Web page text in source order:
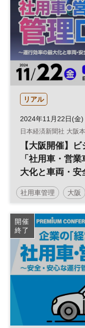
ビジネス変革 組
リアル
2024年11月22日(金
日本経済新聞社 大阪
【大阪開催】
「社用車・営
大化と車両・安
社用車管理 大阪
安全管理 運行管
営業戦略 働き方
ビジネス変革 組
開催
終了